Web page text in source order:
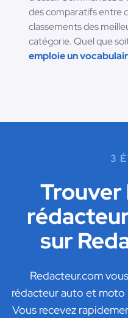
des comparatifs entre
classements des
catégorie. Quel que
emploie un
3
Trouver
sur
Redacteur.com
rédacteur auto et moto
Vous recevez